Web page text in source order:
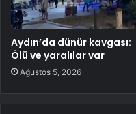
Aydın’da dünür kavgası:
Ölü ve yaralılar var
Ağustos 5, 2026